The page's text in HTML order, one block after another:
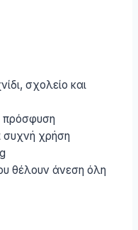
σχολείο και
πρόσφυση
συχνή χρήση
θέλουν άνεση όλη